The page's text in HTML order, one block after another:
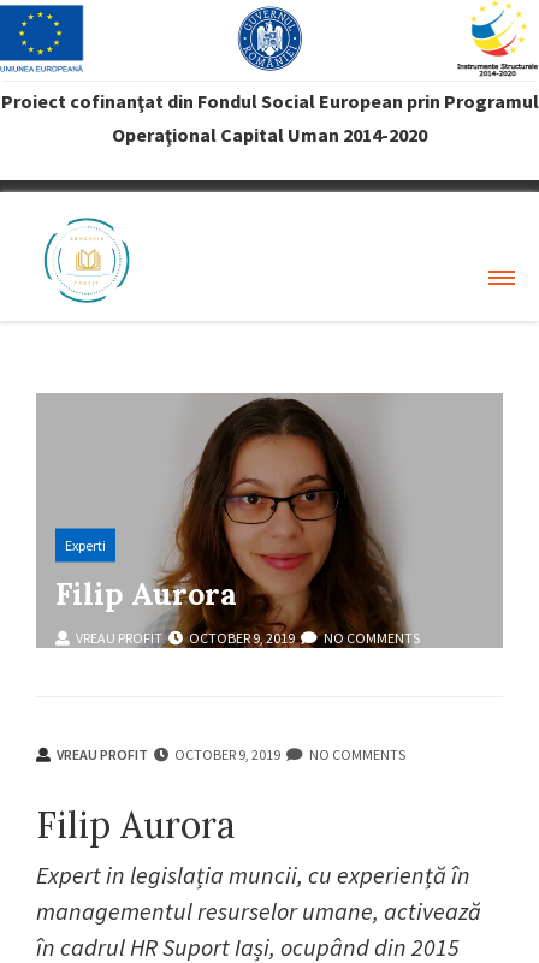
Proiect cofinanţat din Fondul Social European prin Programul
Operaţional Capital Uman 2014-2020
VREAU PROFIT
Experti
Filip Aurora
VREAU PROFIT OCTOBER 9, 2019 NO COMMENTS
VREAU PROFIT OCTOBER 9, 2019 NO COMMENTS
Filip Aurora
Expert in legislația muncii, cu experiență în
managementul resurselor umane, activează
în cadrul HR Suport Iași, ocupând din 2015